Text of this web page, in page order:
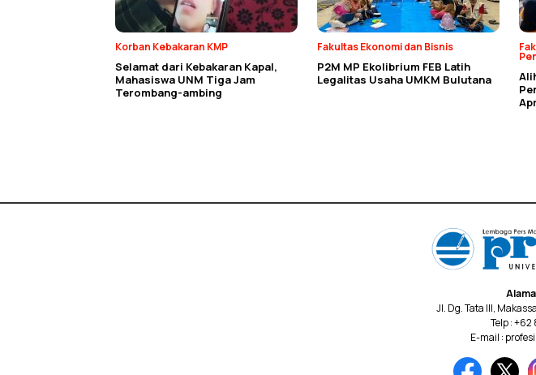
Korban Kebakaran KMP
Selamat dari Kebakaran Kapal,
Mahasiswa UNM Tiga Jam
Terombang-ambing
Fakultas Ekonomi dan Bisnis
P2M MP Ekolibrium FEB Latih
Legalitas Usaha UMKM Bulutana
Jl. Dg. Tata III,
Telp : +62
E-mail :